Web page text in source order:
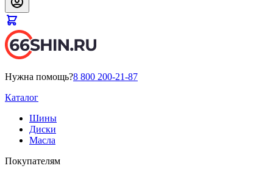
Нужна помощь?8 800 200-21-87
Каталог
Шины
Диски
Масла
Покупателям